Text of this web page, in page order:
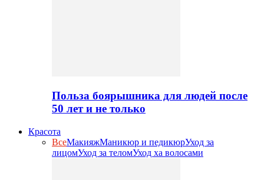
Польза боярышника для людей после
50 лет и не только
Красота
ВсеМакияжМаникюр и педикюрУход за
лицомУход за теломУход ха волосами